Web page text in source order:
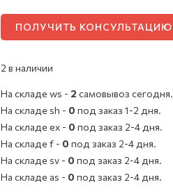
ПОЛУЧИТЬ КОНСУЛЬТАЦИЮ
2 в наличии
На складе ws - 2 cамовывоз сегодня.
На складе sh - 0 под заказ 1-2 дня.
На складе ex - 0 под заказ 2-4 дня.
На складе f - 0 под заказ 2-4 дня.
На складе sv - 0 под заказ 2-4 дня.
На складе as - 0 под заказ 2-4 дня.